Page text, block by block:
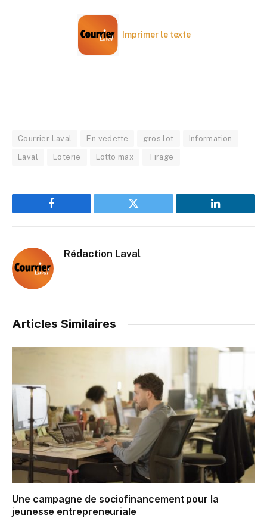
Imprimer le texte
Courrier Laval En vedette gros lot Information
Laval Loterie Lotto max Tirage
Facebook Twitter LinkedIn
Rédaction Laval
Articles Similaires
Une campagne de sociofinancement pour la
jeunesse entrepreneuriale